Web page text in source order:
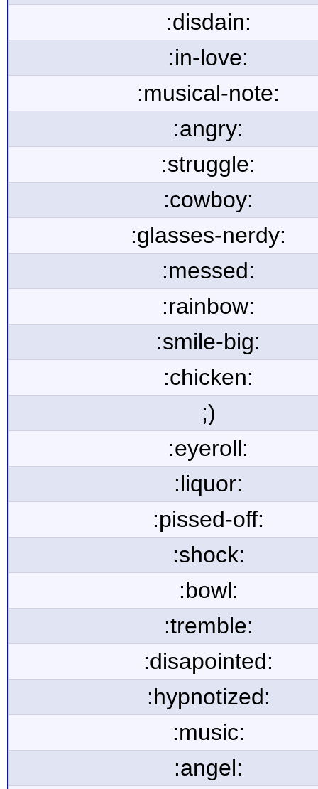
:disdain:
:in-love:
:musical-note:
:angry:
:struggle:
:cowboy:
:glasses-nerdy:
:messed:
:rainbow:
:smile-big:
:chicken:
;)
:eyeroll:
:liquor:
:pissed-off:
:shock:
:bowl:
:tremble:
:disapointed:
:hypnotized:
:music:
:angel: